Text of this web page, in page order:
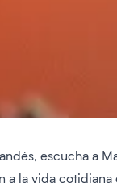
escucha a
a la vida